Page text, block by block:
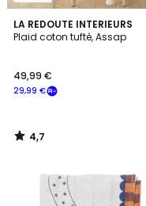
LA REDOUTE INTERIEURS
Plaid coton tufté, Assap
29,99 €
49,99 €
4,7
/ 5
4,7
/